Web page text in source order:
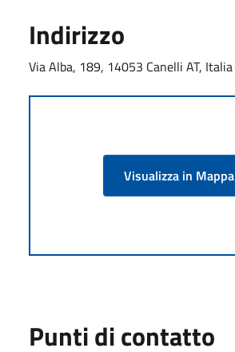
Indirizzo
Via Alba, 189, 14053 Canelli AT, Italia
Visualizza in Mappa
Punti di contatto